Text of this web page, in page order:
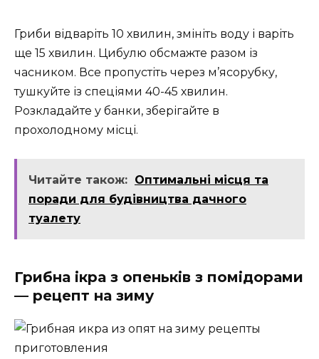
Гриби відваріть 10 хвилин, змініть воду і варіть
ще 15 хвилин. Цибулю обсмажте разом із
часником. Все пропустіть через м’ясорубку,
тушкуйте із спеціями 40-45 хвилин.
Розкладайте у банки, зберігайте в
прохолодному місці.
Читайте також: Оптимальні місця та
поради для будівництва дачного
туалету
Грибна ікра з опеньків з помідорами
— рецепт на зиму